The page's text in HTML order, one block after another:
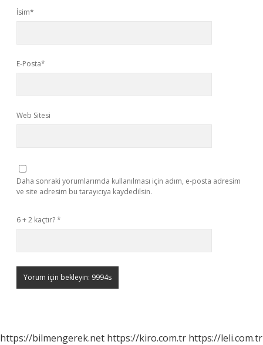
İsim*
E-Posta*
Web Sitesi
Daha sonraki yorumlarımda kullanılması için adım, e-posta adresim
ve site adresim bu tarayıcıya kaydedilsin.
6 + 2 kaçtır?*
https://bilmengerek.net https://kiro.com.tr https://leli.com.tr